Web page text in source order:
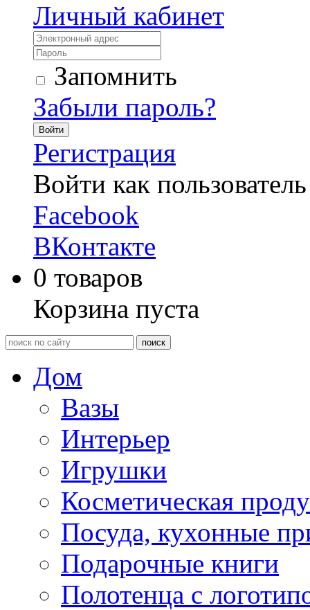
Личный кабинет
Запомнить
Забыли пароль?
Войти
Регистрация
Войти как пользователь
Facebook
ВКонтакте
0 товаров
Корзина пуста
Дом
Вазы
Интерьер
Игрушки
Косметическая
Посуда, кухонные
Подарочные книги
Полотенца с